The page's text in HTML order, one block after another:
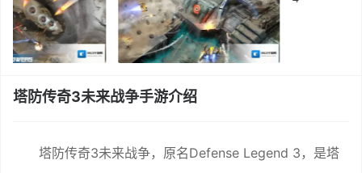
塔防传奇3未来战争手游介绍
塔防传奇3未来战争，原名Defense Legend 3，是塔